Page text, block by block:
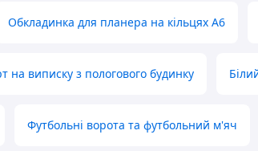
Обкладинка для планера на кільцях А6
виписку з пологового будинку
Футбольні ворота та футбольний м'яч